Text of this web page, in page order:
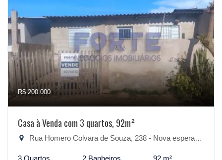
R$ 200.000
Casa à Venda com 3 quartos, 92m²
Rua Homero Colvara de Souza, 238 - Nova esperança, São Lourenço do Sul-RS
3 Quartos 2 Banheiros 92 m²